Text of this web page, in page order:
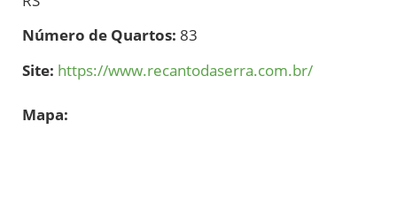
Número de Quartos: 83
Site: https://www.recantodaserra.com.br/
Mapa: